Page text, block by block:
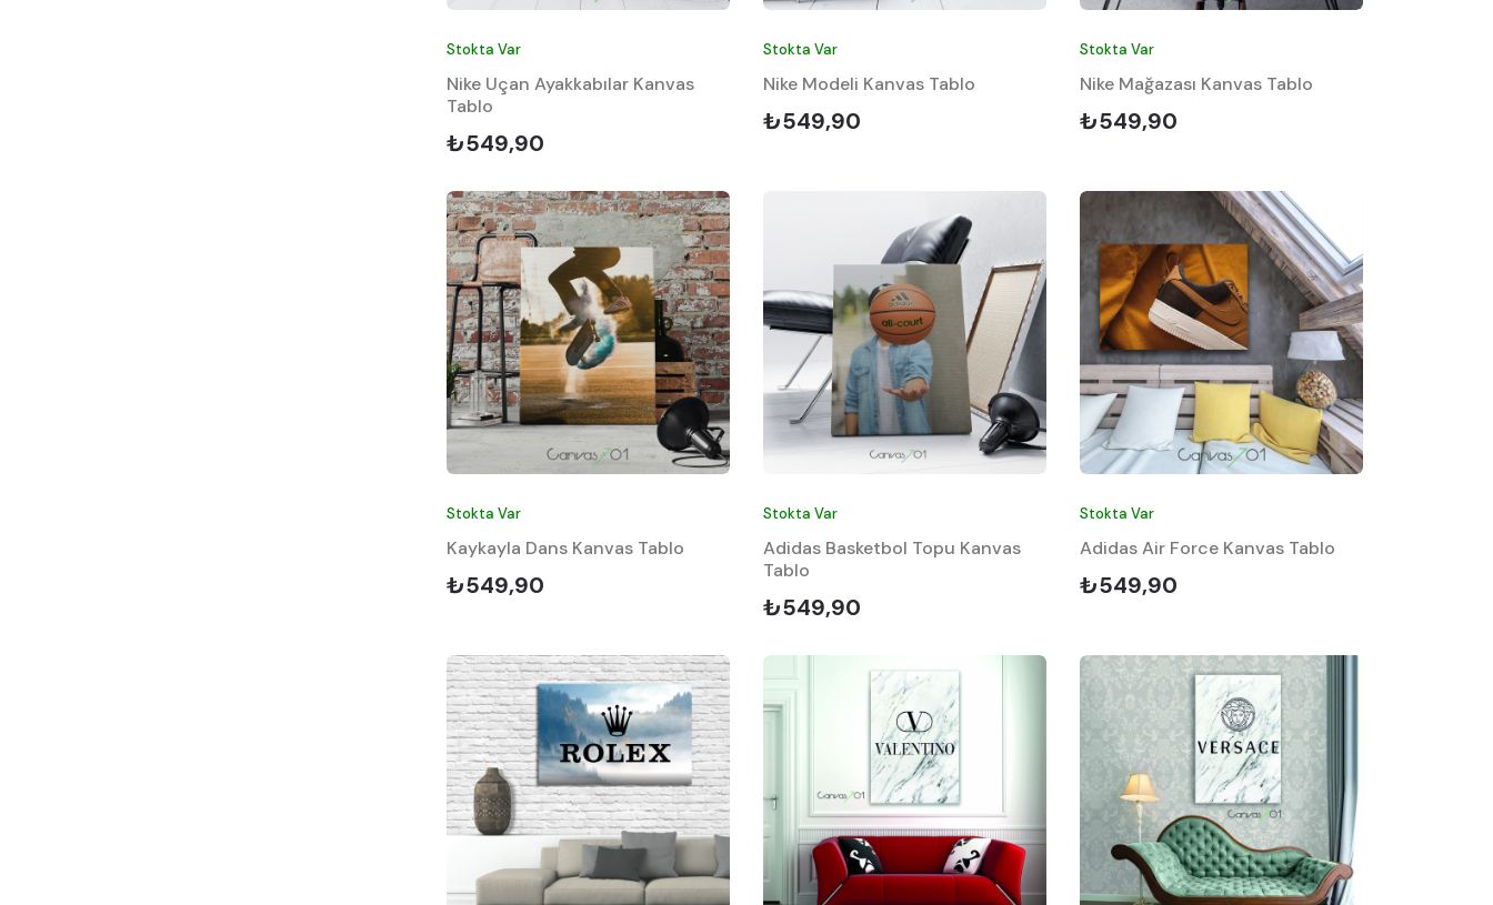
Stokta Var
Nike Uçan Ayakkabılar Kanvas
Tablo
₺549,90
Stokta Var
Nike Modeli Kanvas Tablo
₺549,90
Stokta Var
Nike Mağazası Kanvas Tablo
₺549,90
Stokta Var
Kaykayla Dans Kanvas Tablo
₺549,90
Stokta Var
Adidas Basketbol Topu Kanvas
Tablo
₺549,90
Stokta Var
Adidas Air Force Kanvas Tablo
₺549,90